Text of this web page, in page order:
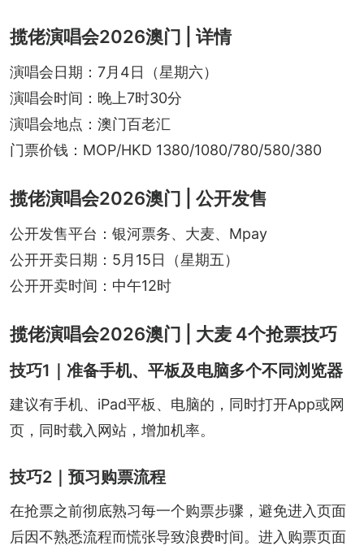
揽佬演唱会2026澳门 | 详情
演唱会日期：7月4日（星期六）
演唱会时间：晚上7时30分
演唱会地点：澳门百老汇
门票价钱：MOP/HKD 1380/1080/780/580/380
揽佬演唱会2026澳门 | 公开发售
公开发售平台：银河票务、大麦、Mpay
公开开卖日期：5月15日（星期五）
公开开卖时间：中午12时
揽佬演唱会2026澳门 | 大麦 4个抢票技巧
技巧1｜准备手机、平板及电脑多个不同浏览器
建议有手机、iPad平板、电脑的，同时打开App或网
页，同时载入网站，增加机率。
技巧2｜预习购票流程
在抢票之前彻底熟习每一个购票步骤，避免进入页面
后因不熟悉流程而慌张导致浪费时间。进入购票页面